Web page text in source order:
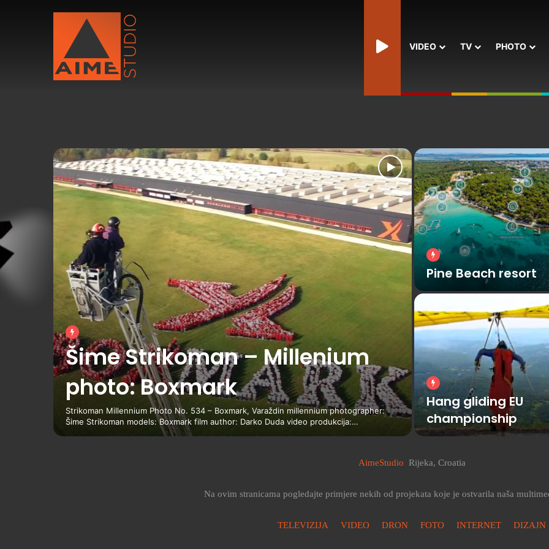
AIME STUDIO
VIDEO TV PHOTO
Đani Stipaničev: “Slušam
more”
Pjesma sa šibenskih “Večeri dalmatinske šansone 2014” Glazba: Nenad Ninčević /
Branimir Kopitović Tekst: Nenad Ninčević Aranžman: Branimir Kopitović režija:…
Beatle Week –
Gervais Opatija
AimeStudio Rijeka, Croatia
Na ovim stranicama pogledajte primjere nekih od projekata koje je ostvarila naša
TELEVIZIJA VIDEO DRON FOTO INTERNET DIZAJN